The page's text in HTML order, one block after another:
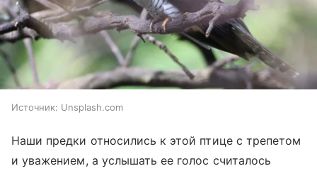
Источник: Unsplash.com
Наши предки относились к этой птице с трепетом
и уважением, а услышать ее голос считалось